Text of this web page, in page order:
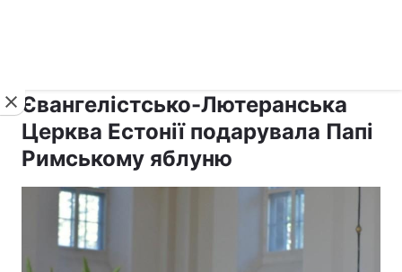
Євангелістсько-Лютеранська
Церква Естонії подарувала Папі
Римському яблуню